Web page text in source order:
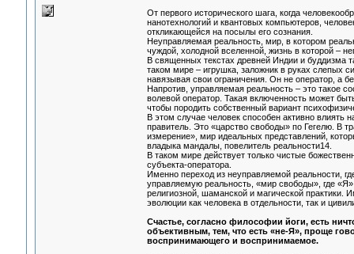
От первого исторического шага, когда
нанотехнологий и квантовых компьютеров,
откликающейся на посылы его сознания.
Неуправляемая реальность, мир, в котором
чуждой, холодной вселенной, жизнь в которой –
В священных текстах древней Индии и буддизма
таком мире – игрушка, заложник в руках слепых
навязывая свои ограничения. Он не оператор, а
Напротив, управляемая реальность – это такое
волевой оператор. Такая включенность может
чтобы породить собственный вариант
В этом случае человек способен активно влиять
правитель. Это «царство свободы» по Гегелю. В
измерение», мир идеальных представлений,
владыка мандалы, повелитель реальности14.
В таком мире действует только чистые
субъекта-оператора.
Именно переход из неуправляемой реальности,
управляемую реальность, «мир свободы», где
религиозной, шаманской и магической
эволюции как человека в отдельности, так и
Счастье, согласно философии йоги, есть
объективным, тем, что есть «не-Я», проще
воспринимающего и воспринимаемое.